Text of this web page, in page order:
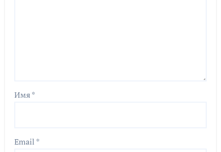
Имя*
Email *